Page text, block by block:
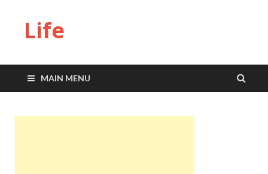
Life
MAIN MENU